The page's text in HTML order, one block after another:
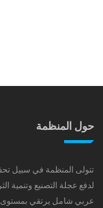
حول المنظمة
تتولى المنظمة في سبيل
لدفع عجلة التصنيع وتنمية
عربي شامل يرتقي بمستوى